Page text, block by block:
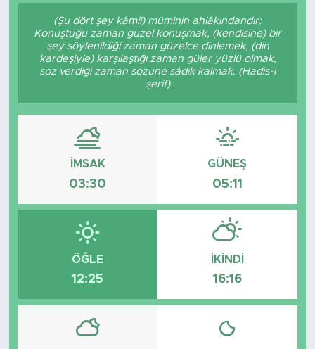
(Şu dört şey kâmil) müminin ahlâkındandır:
Konuştuğu zaman güzel konuşmak, (kendisine) bir
şey söylenildiği zaman güzelce dinlemek, (din
kardeşiyle) karşılaştığı zaman güler yüzlü olmak,
söz verdiği zaman sözüne sâdık kalmak. (Hadis-i
şerif)
İMSAK
03:30
GÜNEŞ
05:11
ÖĞLE
12:25
İKINDI
16:16